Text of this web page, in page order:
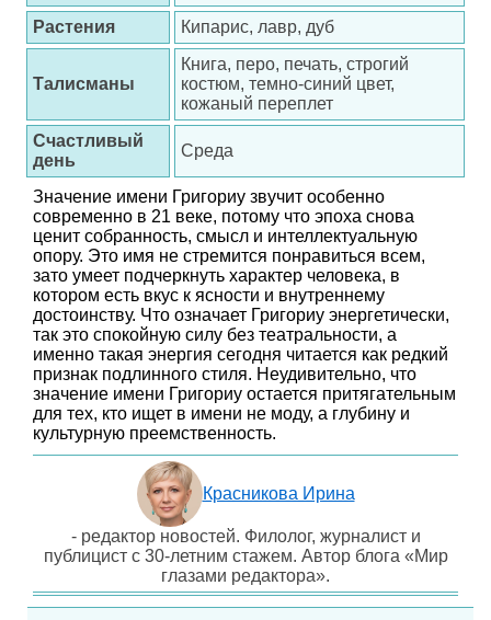
Растения
Кипарис, лавр, дуб
Талисманы
Книга, перо, печать, строгий
костюм, темно-синий цвет,
кожаный переплет
Счастливый
день
Среда
Значение имени Григориу звучит особенно
современно в 21 веке, потому что эпоха снова
ценит собранность, смысл и интеллектуальную
опору. Это имя не стремится понравиться всем,
зато умеет подчеркнуть характер человека, в
котором есть вкус к ясности и внутреннему
достоинству. Что означает Григориу энергетически,
так это спокойную силу без театральности, а
именно такая энергия сегодня читается как редкий
признак подлинного стиля. Неудивительно, что
значение имени Григориу остается притягательным
для тех, кто ищет в имени не моду, а глубину и
культурную преемственность.
Красникова Ирина
- редактор новостей. Филолог, журналист и
публицист с 30-летним стажем. Автор блога «Мир
глазами редактора».